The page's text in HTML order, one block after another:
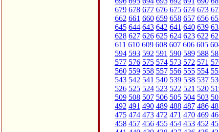
679 678 677 676 675 674 673
662 661 660 659 658 657 656
645 644 643 642 641 640 639
628 627 626 625 624 623 622
611 610 609 608 607 606 605
594 593 592 591 590 589 588
577 576 575 574 573 572 571
560 559 558 557 556 555 554
543 542 541 540 539 538 537
526 525 524 523 522 521 520
509 508 507 506 505 504 503
492 491 490 489 488 487 486
475 474 473 472 471 470 469
458 457 456 455 454 453 452